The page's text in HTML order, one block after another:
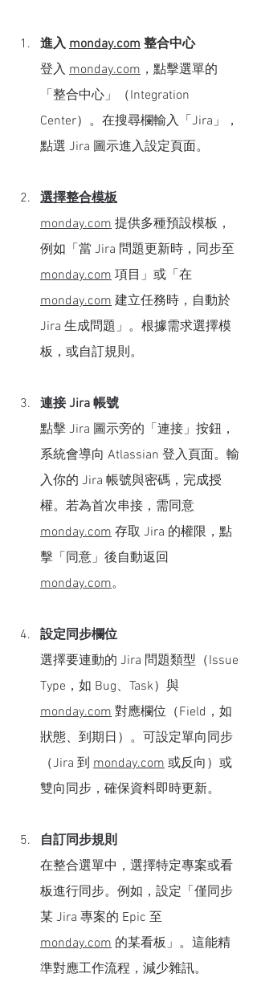
進入 monday.com 整合中心
登入 monday.com ，點擊選單的
「整合中心」（Integration
Center）。在搜尋欄輸入「Jira」，
點選 Jira 圖示進入設定頁面。
選擇整合模板
monday.com 提供多種預設模板，
例如「當 Jira 問題更新時，同步至
monday.com 項目」或「在
monday.com 建立任務時，自動於
Jira 生成問題」。根據需求選擇模
板，或自訂規則。
連接 Jira 帳號
點擊 Jira 圖示旁的「連接」按鈕，
系統會導向 Atlassian 登入頁面。輸
入你的 Jira 帳號與密碼，完成授
權。若為首次串接，需同意
monday.com 存取 Jira 的權限，點
擊「同意」後自動返回
monday.com。
設定同步欄位
選擇要連動的 Jira 問題類型（Issue
Type，如 Bug、Task）與
monday.com 對應欄位（Field，如
狀態、到期日）。可設定單向同步
（Jira 到 monday.com 或反向）或
雙向同步，確保資料即時更新。
自訂同步規則
在整合選單中，選擇特定專案或看
板進行同步。例如，設定「僅同步
某 Jira 專案的 Epic 至
monday.com 的某看板」。這能精
準對應工作流程，減少雜訊。